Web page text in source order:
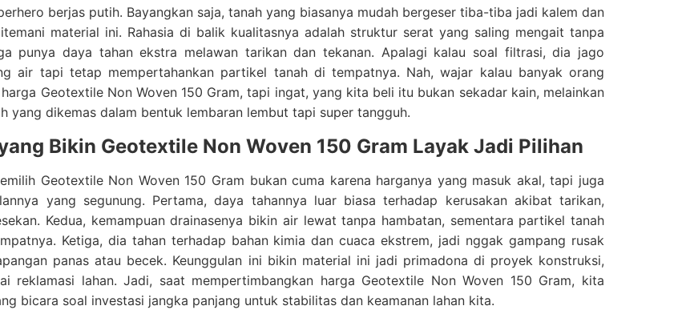
berjas putih. Bayangkan saja, tanah yang biasanya mudah bergeser tiba-tiba jadi kalem dan
material ini. Rahasia di balik kualitasnya adalah struktur serat yang saling mengait tanpa
punya daya tahan ekstra melawan tarikan dan tekanan. Apalagi kalau soal filtrasi, dia jago
air tapi tetap mempertahankan partikel tanah di tempatnya. Nah, wajar kalau banyak orang
harga Geotextile Non Woven 150 Gram, tapi ingat, yang kita beli itu bukan sekadar kain, melainkan
yang dikemas dalam bentuk lembaran lembut tapi super tangguh.
Bikin Geotextile Non Woven 150 Gram Layak Jadi Pilihan
Geotextile Non Woven 150 Gram bukan cuma karena harganya yang masuk akal, tapi juga
yang segunung. Pertama, daya tahannya luar biasa terhadap kerusakan akibat tarikan,
Kedua, kemampuan drainasenya bikin air lewat tanpa hambatan, sementara partikel tanah
Ketiga, dia tahan terhadap bahan kimia dan cuaca ekstrem, jadi nggak gampang rusak
panas atau becek. Keunggulan ini bikin material ini jadi primadona di proyek konstruksi,
reklamasi lahan. Jadi, saat mempertimbangkan harga Geotextile Non Woven 150 Gram, kita
bicara soal investasi jangka panjang untuk stabilitas dan keamanan lahan kita.